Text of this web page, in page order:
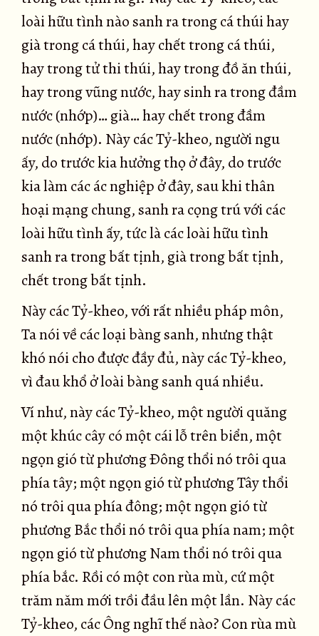
loài hữu tình nào sanh ra trong cá thúi hay
già trong cá thúi, hay chết trong cá thúi,
hay trong tử thi thúi, hay trong đồ ăn thúi,
hay trong vũng nước, hay sinh ra trong đầm
nước (nhớp)… già… hay chết trong đầm
nước (nhớp). Này các Tỷ-kheo, người ngu
ấy, do trước kia hưởng thọ ở đây, do trước
kia làm các ác nghiệp ở đây, sau khi thân
hoại mạng chung, sanh ra cọng trú với các
loài hữu tình ấy, tức là các loài hữu tình
sanh ra trong bất tịnh, già trong bất tịnh,
chết trong bất tịnh.
Này các Tỷ-kheo, với rất nhiều pháp môn,
Ta nói về các loại bàng sanh, nhưng thật
khó nói cho được đầy đủ, này các Tỷ-kheo,
vì đau khổ ở loài bàng sanh quá nhiều.
Ví như, này các Tỷ-kheo, một người quăng
một khúc cây có một cái lỗ trên biển, một
ngọn gió từ phương Ðông thổi nó trôi qua
phía tây; một ngọn gió từ phương Tây thổi
nó trôi qua phía đông; một ngọn gió từ
phương Bắc thổi nó trôi qua phía nam; một
ngọn gió từ phương Nam thổi nó trôi qua
phía bắc. Rồi có một con rùa mù, cứ một
trăm năm mới trồi đầu lên một lần. Này các
Tỷ-kheo, các Ông nghĩ thế nào? Con rùa mù